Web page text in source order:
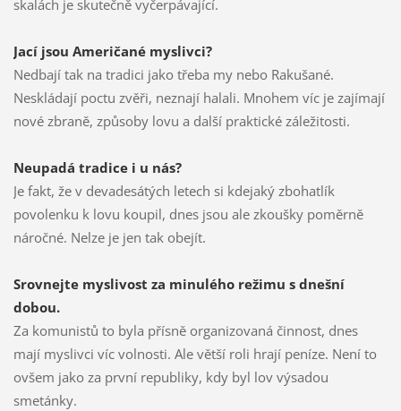
skalách je skutečně vyčerpávající.
Jací jsou Američané myslivci?
Nedbají tak na tradici jako třeba my nebo Rakušané.
Neskládají poctu zvěři, neznají halali. Mnohem víc je zajímají
nové zbraně, způsoby lovu a další praktické záležitosti.
Neupadá tradice i u nás?
Je fakt, že v devadesátých letech si kdejaký zbohatlík
povolenku k lovu koupil, dnes jsou ale zkoušky poměrně
náročné. Nelze je jen tak obejít.
Srovnejte myslivost za minulého režimu s dnešní
dobou.
Za komunistů to byla přísně organizovaná činnost, dnes
mají myslivci víc volnosti. Ale větší roli hrají peníze. Není to
ovšem jako za první republiky, kdy byl lov výsadou
smetánky.